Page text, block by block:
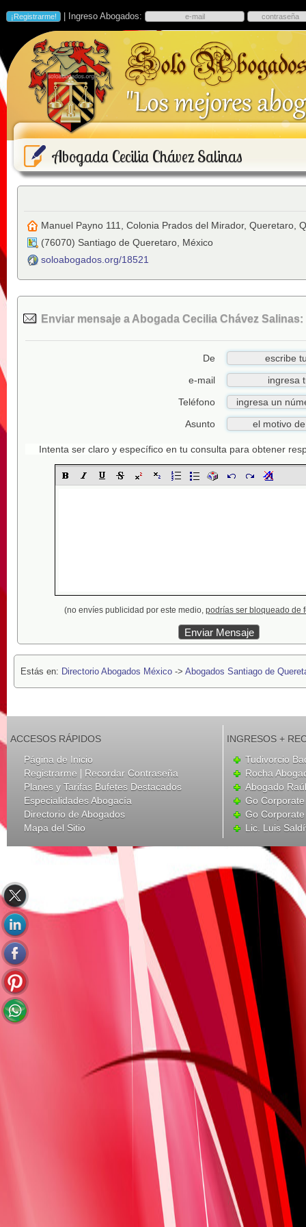
| Ingreso Abogados:
Abogada Cecilia Chávez Salinas
Manuel Payno 111, Colonia Prados del Mirador, Queretaro,
(76070) Santiago de Queretaro México
soloabogados.org/18521
Enviar mensaje a Abogada Cecilia Chávez Salinas:
De
e-mail
Teléfono
Asunto
Intenta ser claro y específico en tu consulta para obtener
(no envíes publicidad por este medio, podrías ser bloqueado de
Estás en: Directorio Abogados México -> Abogados Santiago de
ACCESOS RÁPIDOS
Página de Inicio
Registrarme | Recordar Contraseña
Planes y Tarifas Bufetes Destacados
Especialidades Abogacía
Directorio de Abogados
Mapa del Sitio
INGRESOS +
Tudivorcio
Rocha
Abogado
Go
Go
Lic. Luis